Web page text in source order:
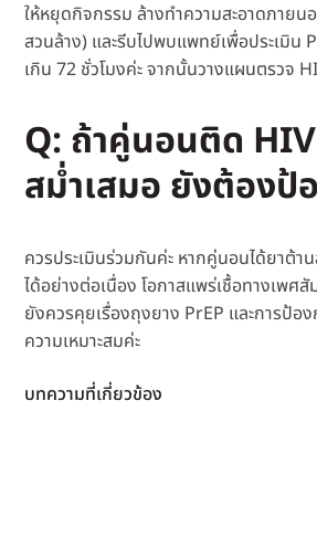
ให้หยุดกิจกรรม ล้างทำความสะอาดภาย
สวนล้าง) และรีบไปพบแพทย์เพื่อประเมิน
เกิน 72 ชั่วโมงค่ะ จากนั้นวางแผนตรวจ
Q: ถ้าคู่นอนติด
สม่ำเสมอ ยังต้องป้
ควรประเมินร่วมกันค่ะ หากคู่นอนได้ยาต้า
ได้อย่างต่อเนื่อง โอกาสแพร่เชื้อทางเพศ
ยังควรคุยเรื่องถุงยาง PrEP และการป้อ
ความเหมาะสมค่ะ
บทความที่เกี่ยวข้อง